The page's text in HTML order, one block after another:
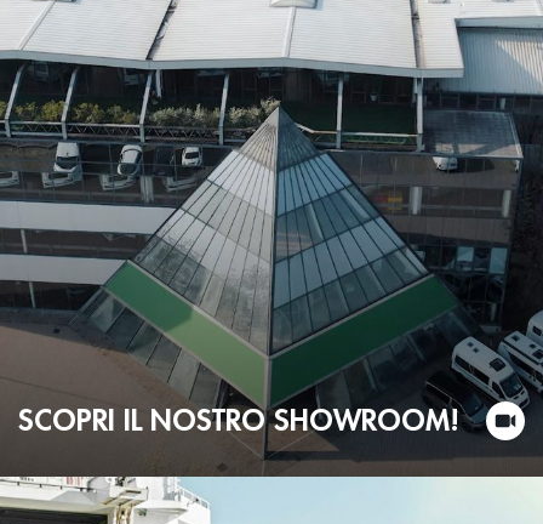
SCOPRI IL NOSTRO SHOWROOM!